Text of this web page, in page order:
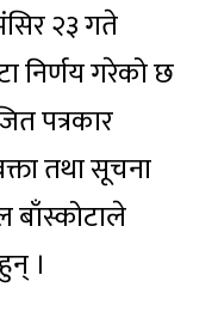
२३ गते
निर्णय गरेको छ
पत्रकार
तथा सूचना
बाँस्कोटाले
।